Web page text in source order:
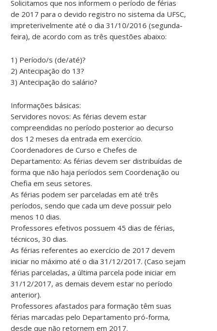
Solicitamos que nos informem o período de férias
de 2017 para o devido registro no sistema da UFSC,
impreterivelmente até o dia 31/10/2016 (segunda-
feira), de acordo com as três questões abaixo:
1) Período/s (de/até)?
2) Antecipação do 13?
3) Antecipação do salário?
Informações básicas:
Servidores novos: As férias devem estar
compreendidas no período posterior ao decurso
dos 12 meses da entrada em exercício.
Coordenadores de Curso e Chefes de
Departamento: As férias devem ser distribuídas de
forma que não haja períodos sem Coordenação ou
Chefia em seus setores.
As férias podem ser parceladas em até três
períodos, sendo que cada um deve possuir pelo
menos 10 dias.
Professores efetivos possuem 45 dias de férias,
técnicos, 30 dias.
As férias referentes ao exercício de 2017 devem
iniciar no máximo até o dia 31/12/2017. (Caso sejam
férias parceladas, a última parcela pode iniciar em
31/12/2017, as demais devem estar no período
anterior).
Professores afastados para formação têm suas
férias marcadas pelo Departamento pró-forma,
desde que não retornem em 2017.